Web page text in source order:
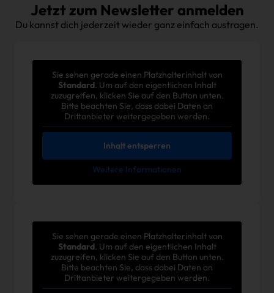
Jetzt zum Newsletter anmelden
Du kannst dich jederzeit wieder ganz einfach austragen.
Sie sehen gerade einen Platzhalterinhalt von
Standard. Um auf den eigentlichen Inhalt
zuzugreifen, klicken Sie auf den Button unten.
Bitte beachten Sie, dass dabei Daten an
Drittanbieter weitergegeben werden.
Inhalt entsperren
Weitere Informationen
Sie sehen gerade einen Platzhalterinhalt von
Standard. Um auf den eigentlichen Inhalt
zuzugreifen, klicken Sie auf den Button unten.
Bitte beachten Sie, dass dabei Daten an
Drittanbieter weitergegeben werden.